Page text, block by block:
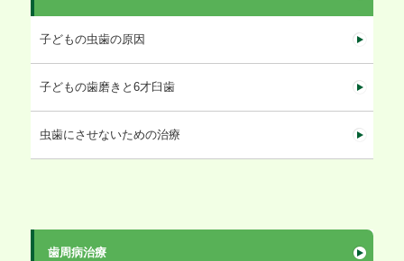
子どもの虫歯の原因
子どもの歯磨きと6才臼歯
虫歯にさせないための治療
歯周病治療